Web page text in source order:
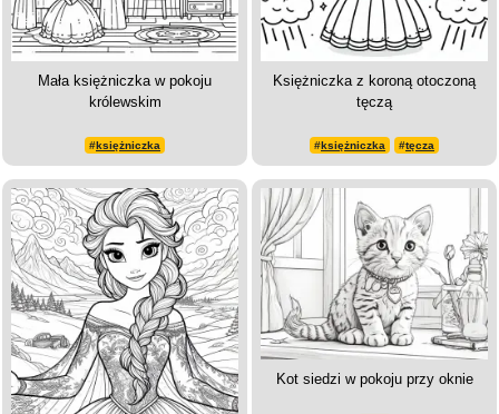
Mała księżniczka w pokoju
królewskim
#księżniczka
Księżniczka z koroną otoczoną
tęczą
#księżniczka #tęcza
Kot siedzi w pokoju przy oknie